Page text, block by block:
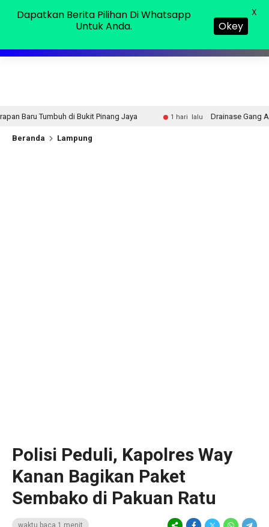
di Bukit Pinang Jaya 1 hari lalu Drainase Gang Alpukat II Terus
Beranda Lampung
Polisi Peduli, Kapolres Way
Kanan Bagikan Paket
Sembako di Pakuan Ratu
waktu baca 1 menit
Dapatkan Berita Pilihan Di Whatsapp
Untuk Anda.
Okey
X